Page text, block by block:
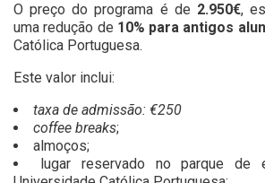
O preço do programa é de 2.950€,
uma redução de 10% para antigos
Católica Portuguesa.
Este valor inclui:​
taxa de admissão: €250
coffee breaks;
almoços;
lugar reservado no parque de